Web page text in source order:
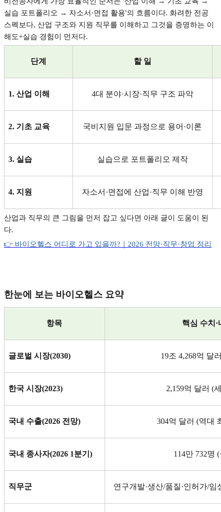
실습 포트폴리오 → 자소서 ·면접 활용'의 흐름이다. 화려한 전공
스펙보다, 산업 구조와 지원 직무를 이해하고 그것을 증명하는 이
해도+실습 경험이 먼저다.
단계 할 일
1. 산업 이해 4대 분야·시장·직무 구조 파악
2. 기초 교육 국비지원 입문 과정으로 용어 ·이론
3. 실습 실습으로 포트폴리오 제작
4. 지원 자소서 ·면접에 산업·직무 이해 반영
산업과 직무의 큰 그림을 먼저 잡고 싶다면 아래 글이 도움이 된
다.
👉 바이오헬스 어디로 가고 있을까? ｜2026 전망·직무·창업 정리
한눈에 보는 바이오헬스 요약
항목 핵심 수치 ·
글로벌 시장(2030) 19조 4,268억 달
한국 시장(2023) 2,159억 달러 (
국내 수출(2026 전망) 304억 달러 (역대
국내 종사자(2026 1분기 ) 114만732명
직무군 연구개발·생산/품질·인허가/임